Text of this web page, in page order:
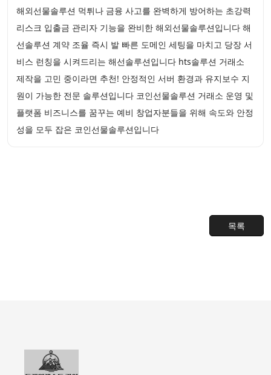
해외선물솔루션 먹튀나 금융 사고를 완벽하게 방어하는 초강력
리스크 입출금 관리자 기능을 완비한 해외선물솔루션입니다 해
선솔루션 계약 조율 즉시 발 빠른 도메인 세팅을 마치고 당장 서
비스 런칭을 시켜드리는 해선솔루션입니다 hts솔루션 거래소
제작을 고민 중이라면 추천! 안정적인 서버 환경과 유지보수 지
원이 가능한 전문 솔루션입니다 코인선물솔루션 거래소 운영 및
플랫폼 비즈니스를 꿈꾸는 예비 창업자분들을 위해 속도와 안정
성을 모두 잡은 코인선물솔루션입니다
목록